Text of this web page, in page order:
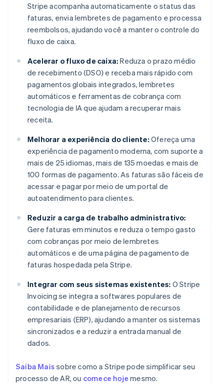
Stripe acompanha automaticamente o status das
faturas, envia lembretes de pagamento e processa
reembolsos, ajudando você a manter o controle do
fluxo de caixa.
Acelerar o fluxo de caixa: Reduza o prazo médio
de recebimento (DSO) e receba mais rápido com
pagamentos globais integrados, lembretes
automáticos e ferramentas de cobrança com
tecnologia de IA que ajudam a recuperar mais
receita.
Melhorar a experiência do cliente: Ofereça uma
experiência de pagamento moderna, com suporte a
mais de 25 idiomas, mais de 135 moedas e mais de
100 formas de pagamento. As faturas são fáceis de
acessar e pagar por meio de um portal de
autoatendimento para clientes.
Reduzir a carga de trabalho administrativo:
Gere faturas em minutos e reduza o tempo gasto
com cobranças por meio de lembretes
automáticos e de uma página de pagamento de
faturas hospedada pela Stripe.
Integrar com seus sistemas existentes: O Stripe
Invoicing se integra a softwares populares de
contabilidade e de planejamento de recursos
empresariais (ERP), ajudando a manter os sistemas
sincronizados e a reduzir a entrada manual de
dados.
Saiba Mais sobre como a Stripe pode simplificar seu
processo de AR, ou comece hoje mesmo.